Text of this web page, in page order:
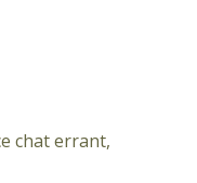
chat errant,